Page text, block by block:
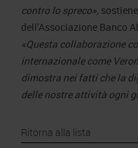
contro lo spreco», sostiene
dell’Associazione Banco
«Questa collaborazione
internazionale come
dimostra nei fatti che la
delle nostre attività ogni
Ritorna alla lista